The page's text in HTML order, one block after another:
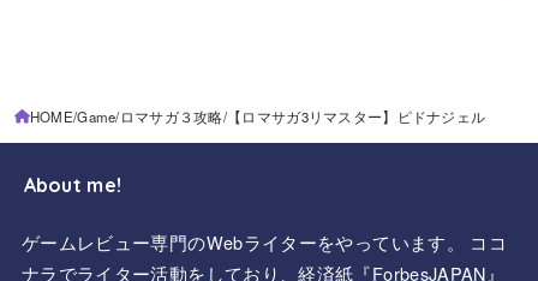
HOME Game ロマサガ３攻略 【ロマサガ3リマスター】ピドナジェル
About me!
ゲームレビュー専門のWebライターをやっています。 ココ
ナラでライター活動をしており、経済紙『ForbesJAPAN』